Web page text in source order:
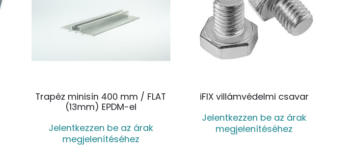
Trapéz minisín 400 mm / FLAT
(13mm) EPDM-el
Jelentkezzen be az árak
megjelenítéséhez
iFIX villámvédelmi csavar
Jelentkezzen be az árak
megjelenítéséhez